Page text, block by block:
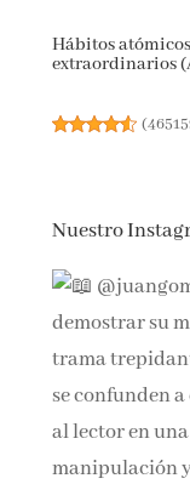
Hábitos
extraordinarios
(
Nuestro